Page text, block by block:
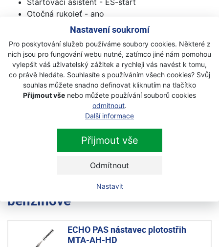
Nastavení soukromí
Pro poskytování služeb používáme soubory cookies. Některé z
nich jsou pro fungování webu nutné, zatímco jiné nám pomohou
vylepšit váš uživatelský zážitek a rychleji vás navést k tomu,
co právě hledáte. Souhlasíte s používáním všech cookies? Svůj
souhlas můžete snadno definovat kliknutím na tlačítko
Přijmout vše nebo můžete používání souborů cookies
odmítnout.
Další informace
Přijmout vše
Odmítnout
Nastavit
Otočná rukojeť - ano
Antivibrační systém - ano
Délka řezu - 744 mm
Rozteč zubů - 35
Nastavení lišty - bez použïtí nářadí
Počet řezů za minutu - 3600
Vibrace přední/zadní rukojeť (m/s²) - 3.9 / 4.8
Hladina akustického tlaku (dB (A)) - 96.2
Hladina akustického výkonu (dB (A)) - 106.4
CO² (g/kW・h) - 1372
Výkon (HP) - 0.8
Další produkty z kategorie
benzínové
ECHO PAS nástavec plotostřih
MTA-AH-HD